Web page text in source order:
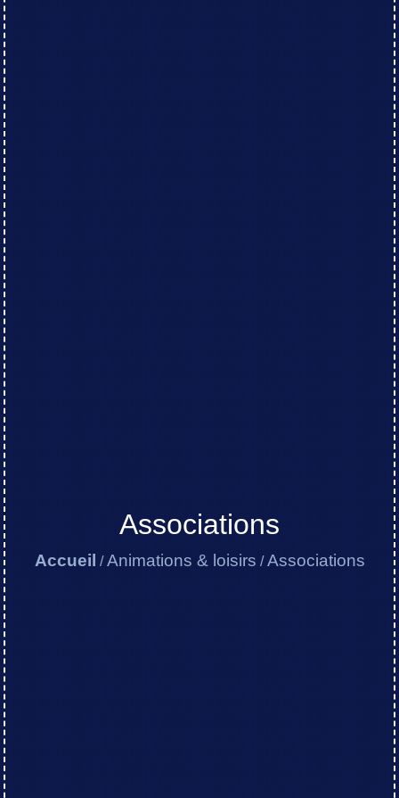
Associations
Accueil /Animations & loisirs /Associations